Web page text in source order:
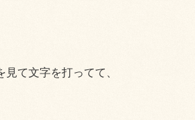
て文字を打ってて、